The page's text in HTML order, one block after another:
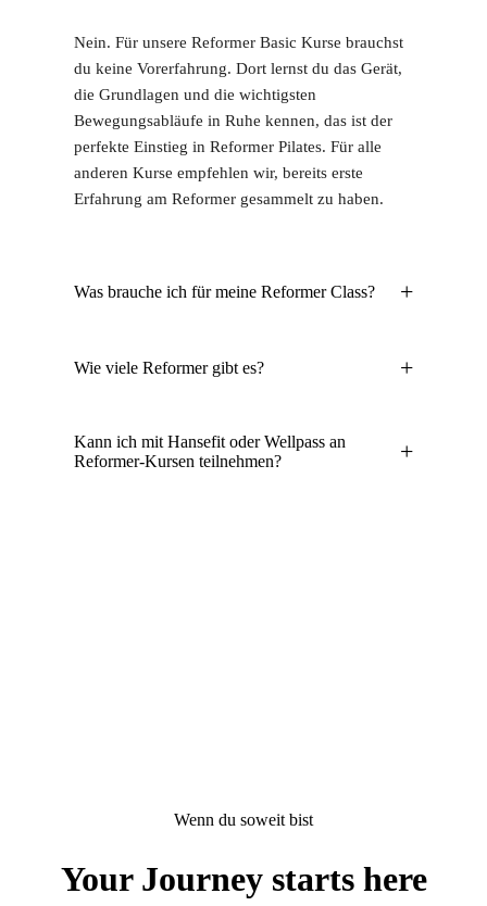
Nein. Für unsere Reformer Basic Kurse brauchst
du keine Vorerfahrung. Dort lernst du das Gerät,
die Grundlagen und die wichtigsten
Bewegungsabläufe in Ruhe kennen, das ist der
perfekte Einstieg in Reformer Pilates. Für alle
anderen Kurse empfehlen wir, bereits erste
Erfahrung am Reformer gesammelt zu haben.
Was brauche ich für meine Reformer Class? +
Wie viele Reformer gibt es? +
Kann ich mit Hansefit oder Wellpass an
Reformer-Kursen teilnehmen?
+
Wenn du soweit bist
Your Journey starts here